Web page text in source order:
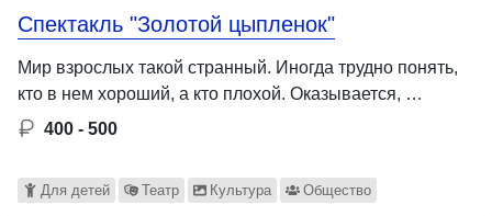
Спектакль "Золотой цыпленок"
Мир взрослых такой странный. Иногда трудно понять,
кто в нем хороший, а кто плохой. Оказывается, …
400 - 500
Для детей Театр Культура Общество